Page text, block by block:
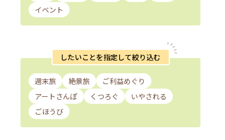
イベント
したいことを指定して絞り込む
週末旅 絶景旅
ご利益めぐり
アートさんぽ
くつろぐ
いやされる
ごほうび